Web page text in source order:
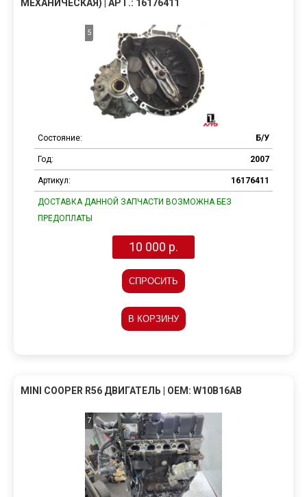
МЕХАНИЧЕСКАЯ) | АРТ.: 16176411
5
Состояние: Б/У
Год: 2007
Артикул: 16176411
ДОСТАВКА ДАННОЙ ЗАПЧАСТИ ВОЗМОЖНА БЕЗ
ПРЕДОПЛАТЫ
10 000 р.
СПРОСИТЬ
В КОРЗИНУ
MINI COOPER R56 ДВИГАТЕЛЬ | OEM: W10B16AB
7